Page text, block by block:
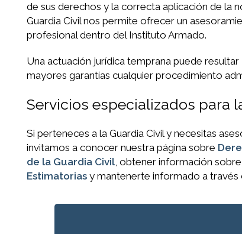
de sus derechos y la correcta aplicación de la
Guardia Civil nos permite ofrecer un
profesional dentro del Instituto Armado.
Una actuación jurídica temprana puede
mayores garantías cualquier procedimiento
Servicios especializados para
Si perteneces a la Guardia Civil y necesitas
invitamos a conocer nuestra página sobre
de la Guardia Civil, obtener información
Estimatorias y mantenerte informado a través